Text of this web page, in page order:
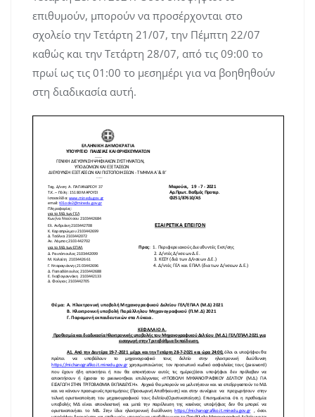
επιθυμούν, μπορούν να προσέρχονται στο
σχολείο την Τετάρτη 21/07, την Πέμπτη 22/07
καθώς και την Τετάρτη 28/07, από τις 09:00 το
πρωί ως τις 01:00 το μεσημέρι για να βοηθηθούν
στη διαδικασία αυτή.